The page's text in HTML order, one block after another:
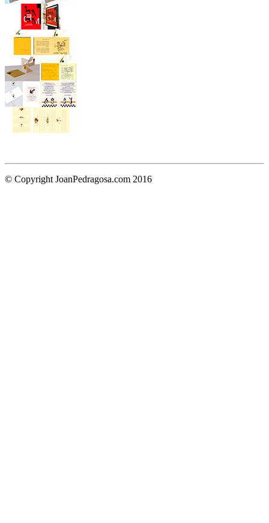
© Copyright JoanPedragosa.com 2016